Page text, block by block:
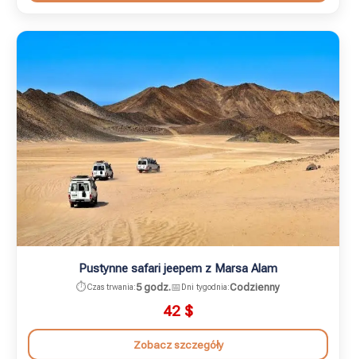
Pustynne safari jeepem z Marsa Alam
⏱️Czas trwania:5 godz.📅 Dni tygodnia:Codzienny
42 $
Zobacz szczegóły